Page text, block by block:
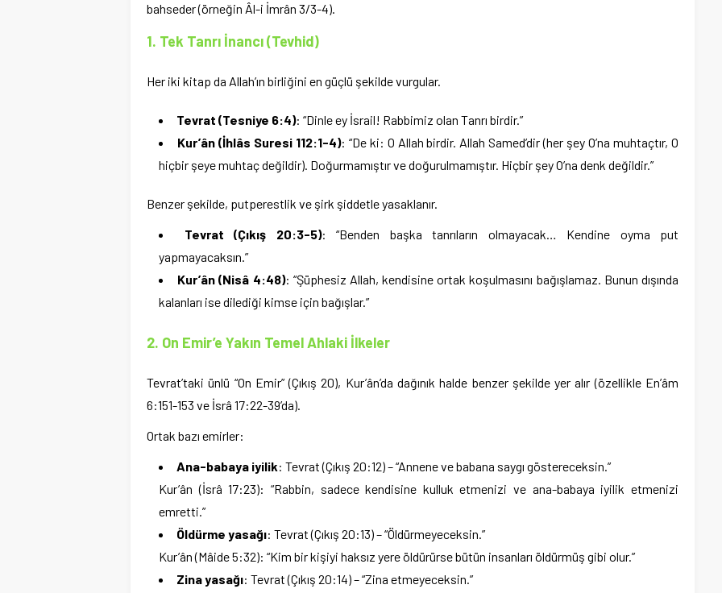
bahseder (örneğin Âl-i İmrân 3/3-4).
1. Tek Tanrı İnancı (Tevhid)
Her iki kitap da Allah’ın birliğini en güçlü şekilde vurgular.
Tevrat (Tesniye 6:4): “Dinle ey İsrail! Rabbimiz olan Tanrı birdir.”
Kur’ân (İhlâs Suresi 112:1-4): “De ki: O Allah birdir. Allah Samed’dir (her şey O’na muhtaçtır, O
hiçbir şeye muhtaç değildir). Doğurmamıştır ve doğurulmamıştır. Hiçbir şey O’na denk değildir.”
Benzer şekilde, putperestlik ve şirk şiddetle yasaklanır.
Tevrat (Çıkış 20:3-5): “Benden başka tanrıların olmayacak… Kendine oyma put
yapmayacaksın.”
Kur’ân (Nisâ 4:48): “Şüphesiz Allah, kendisine ortak koşulmasını bağışlamaz. Bunun dışında
kalanları ise dilediği kimse için bağışlar.”
2. On Emir’e Yakın Temel Ahlaki İlkeler
Tevrat’taki ünlü “On Emir” (Çıkış 20), Kur’ân’da dağınık halde benzer şekilde yer alır (özellikle En’âm
6:151-153 ve İsrâ 17:22-39’da).
Ortak bazı emirler:
Ana-babaya iyilik: Tevrat (Çıkış 20:12) – “Annene ve babana saygı göstereceksin.”
Kur’ân (İsrâ 17:23): “Rabbin, sadece kendisine kulluk etmenizi ve ana-babaya iyilik etmenizi
emretti.”
Öldürme yasağı: Tevrat (Çıkış 20:13) – “Öldürmeyeceksin.”
Kur’ân (Mâide 5:32): “Kim bir kişiyi haksız yere öldürürse bütün insanları öldürmüş gibi olur.”
Zina yasağı: Tevrat (Çıkış 20:14) – “Zina etmeyeceksin.”